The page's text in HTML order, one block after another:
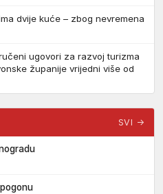
dvije kuće – zbog nevremena
ugovori za razvoj turizma
županije vrijedni više od
SVI →